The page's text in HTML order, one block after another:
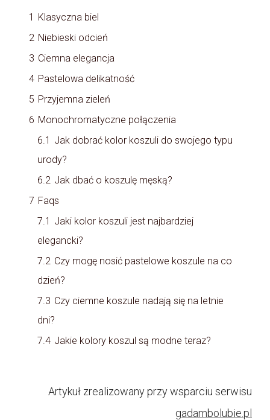
1 Klasyczna biel
2 Niebieski odcień
3 Ciemna elegancja
4 Pastelowa delikatność
5 Przyjemna zieleń
6 Monochromatyczne połączenia
6.1 Jak dobrać kolor koszuli do swojego typu
urody?
6.2 Jak dbać o koszulę męską?
7 Faqs
7.1 Jaki kolor koszuli jest najbardziej
elegancki?
7.2 Czy mogę nosić pastelowe koszule na co
dzień?
7.3 Czy ciemne koszule nadają się na letnie
dni?
7.4 Jakie kolory koszul są modne teraz?
Artykuł zrealizowany przy wsparciu serwisu
gadambolubie.pl